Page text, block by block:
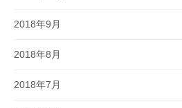
2018年9月
2018年8月
2018年7月